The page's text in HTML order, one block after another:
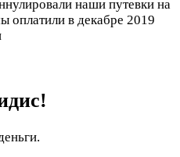
наши путевки на
оплатили в декабре 2019